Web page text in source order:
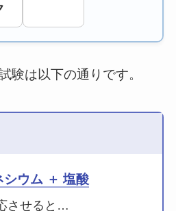
験は以下の通りです。
ウム ＋ 塩酸
させると…